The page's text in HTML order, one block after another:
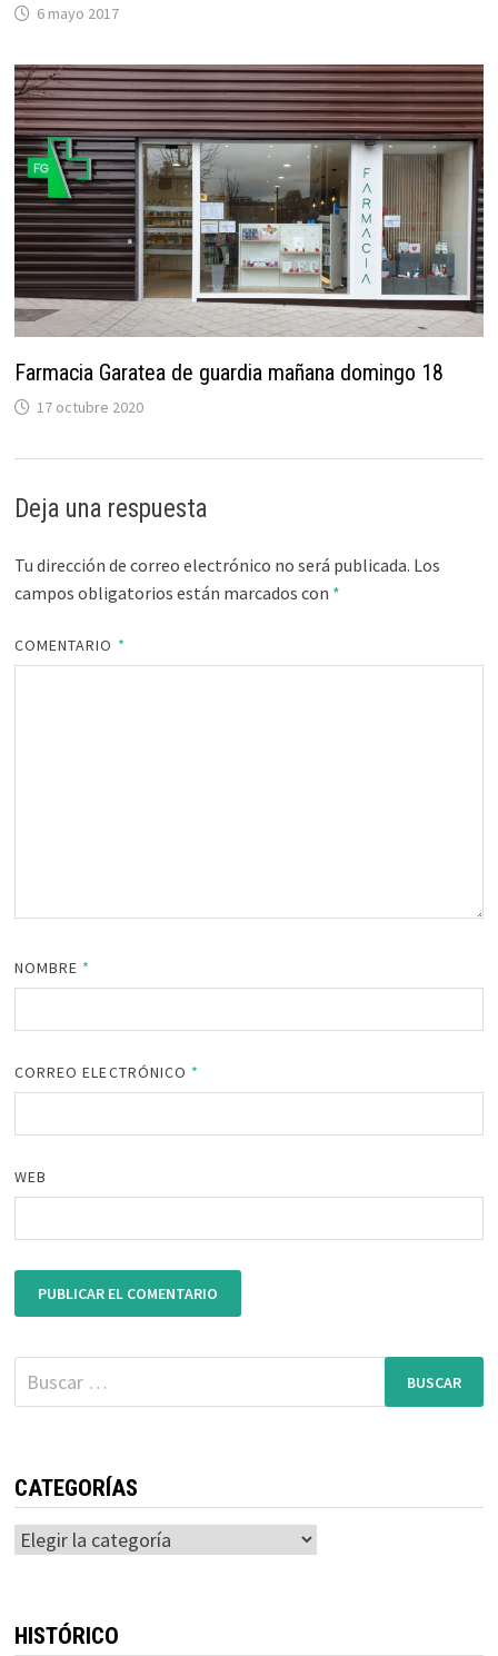
6 mayo 2017
Farmacia Garatea de guardia mañana domingo 18
17 octubre 2020
Deja una respuesta
Tu dirección de correo electrónico no será publicada. Los
campos obligatorios están marcados con *
COMENTARIO *
NOMBRE *
CORREO ELECTRÓNICO *
WEB
Buscar:
CATEGORÍAS
Categorías
HISTÓRICO